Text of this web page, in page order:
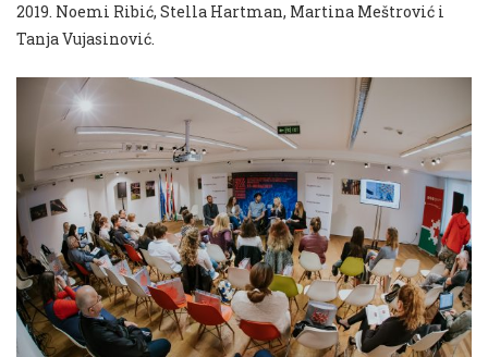
2019. Noemi Ribić, Stella Hartman, Martina Meštrović i
Tanja Vujasinović.